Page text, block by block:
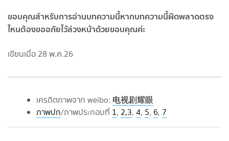
ขอบคุณสำหรับการอ่านบทความนี้หากบทความนี้ผิดพลาดตรง
ไหนต้องขออภัยไว้ล่วงหน้าด้วยขอบคุณค่ะ
เขียนเมื่อ 28 พ.ค.26
เครดิตภาพจาก weibo: 电视剧耀眼
ภาพปก/ภาพประกอบที่ 1, 2,3, 4, 5, 6, 7